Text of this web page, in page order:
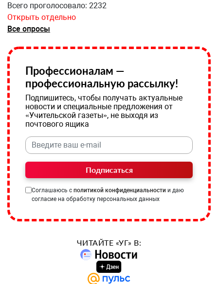
Всего проголосовало: 2232
Открыть отдельно
Все опросы
Профессионалам —
профессиональную рассылку!
Подпишитесь, чтобы получать актуальные
новости и специальные предложения от
«Учительской газеты», не выходя из
почтового ящика
Подписаться
Соглашаюсь с политикой конфиденциальности и даю
согласие на обработку персональных данных
ЧИТАЙТЕ «УГ» В: